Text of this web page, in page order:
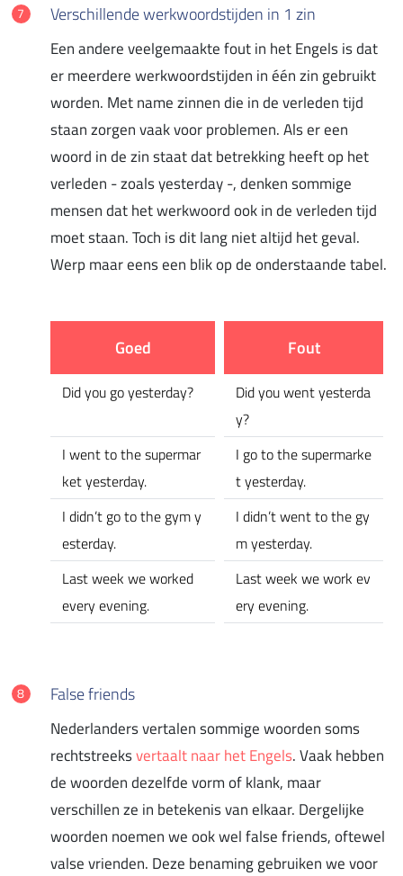
Verschillende werkwoordstijden in 1 zin
Een andere veelgemaakte fout in het Engels is dat
er meerdere werkwoordstijden in één zin gebruikt
worden. Met name zinnen die in de verleden tijd
staan zorgen vaak voor problemen. Als er een
woord in de zin staat dat betrekking heeft op het
verleden - zoals yesterday -, denken sommige
mensen dat het werkwoord ook in de verleden tijd
moet staan. Toch is dit lang niet altijd het geval.
Werp maar eens een blik op de onderstaande tabel.
Goed Fout
Did you go yesterday?
Did you went yesterda
y?
I went to the supermar
ket yesterday.
I go to the supermarke
t yesterday.
I didn’t go to the gym y
esterday.
I didn’t went to the gy
m yesterday.
Last week we worked
every evening.
Last week we work ev
ery evening.
False friends
Nederlanders vertalen sommige woorden soms
rechtstreeksvertaalt naar het Engels. Vaak hebben
de woorden dezelfde vorm of klank, maar
verschillen ze in betekenis van elkaar. Dergelijke
woorden noemen we ook wel false friends, oftewel
valse vrienden. Deze benaming gebruiken we voor